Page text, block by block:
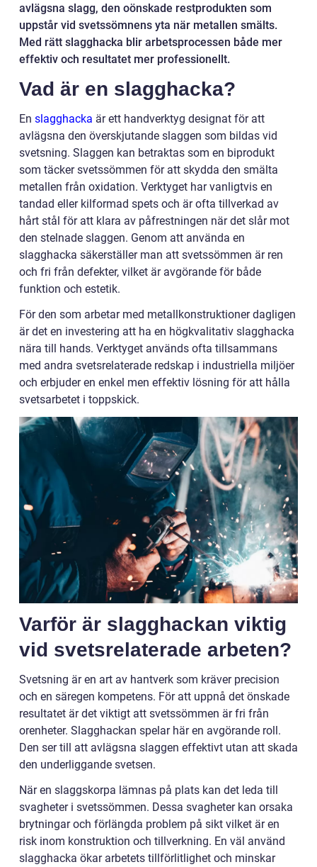
avlägsna slagg, den oönskade restprodukten som
uppstår vid svetssömnens yta när metallen smälts.
Med rätt slagghacka blir arbetsprocessen både mer
effektiv och resultatet mer professionellt.
Vad är en slagghacka?
En slagghacka är ett handverktyg designat för att
avlägsna den överskjutande slaggen som bildas vid
svetsning. Slaggen kan betraktas som en biprodukt
som täcker svetssömmen för att skydda den smälta
metallen från oxidation. Verktyget har vanligtvis en
tandad eller kilformad spets och är ofta tillverkad av
hårt stål för att klara av påfrestningen när det slår mot
den stelnade slaggen. Genom att använda en
slagghacka säkerställer man att svetssömmen är ren
och fri från defekter, vilket är avgörande för både
funktion och estetik.
För den som arbetar med metallkonstruktioner dagligen
är det en investering att ha en högkvalitativ slagghacka
nära till hands. Verktyget används ofta tillsammans
med andra svetsrelaterade redskap i industriella miljöer
och erbjuder en enkel men effektiv lösning för att hålla
svetsarbetet i toppskick.
Varför är slagghackan viktig
vid svetsrelaterade arbeten?
Svetsning är en art av hantverk som kräver precision
och en säregen kompetens. För att uppnå det önskade
resultatet är det viktigt att svetssömmen är fri från
orenheter. Slagghackan spelar här en avgörande roll.
Den ser till att avlägsna slaggen effektivt utan att skada
den underliggande svetsen.
När en slaggskorpa lämnas på plats kan det leda till
svagheter i svetssömmen. Dessa svagheter kan orsaka
brytningar och förlängda problem på sikt vilket är en
risk inom konstruktion och tillverkning. En väl använd
slagghacka ökar arbetets tillförlitlighet och minskar